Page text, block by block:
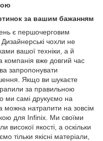
за вашим бажанням
є першочерговим
чохли не
вашої техніки, а й
компанія вже довгий час
запропонувати
Якщо ви шукаєте
за правильною
ми самі друкуємо на
можна натрапити на зовсім
для Infinix. Ми своїми
високої якості, а оскільки
тільки якісні матеріали,